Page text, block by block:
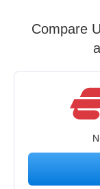
Compare